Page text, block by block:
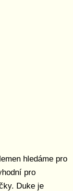
hledáme pro
pro
Duke je